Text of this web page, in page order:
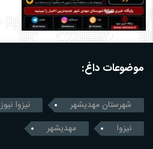
موضوعات داغ:
شهرستان مهدیشهر نیزوا نیوز
نیزوا
مهدیشهر